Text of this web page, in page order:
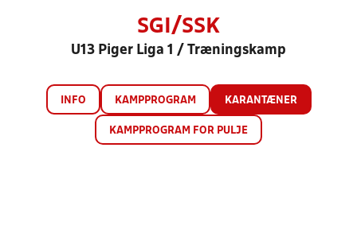
SGI/SSK
U13 Piger Liga 1 / Træningskamp
INFO KAMPPROGRAM KARANTÆNER
KAMPPROGRAM FOR PULJE